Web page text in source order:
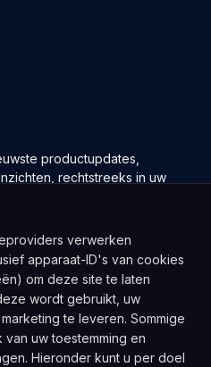
productupdates,
rechtstreeks in uw
u
met onsPrivacybeleiden
van ons te ontvangen bedrijf.
verwerken
apparaat-ID's van cookies
om deze site te laten
wordt gebruikt, uw
te leveren. Sommige
uw toestemming en
Hieronder kunt u per doel